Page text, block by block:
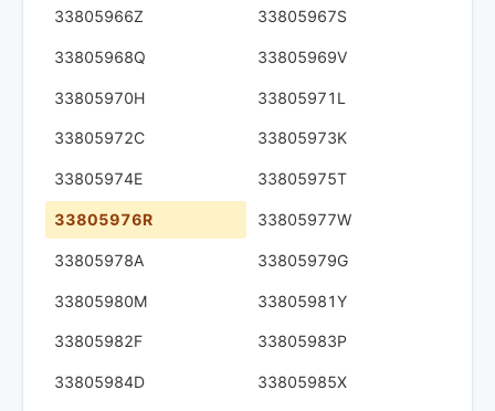
33805966Z 33805967S
33805968Q 33805969V
33805970H 33805971L
33805972C 33805973K
33805974E 33805975T
33805976R 33805977W
33805978A 33805979G
33805980M 33805981Y
33805982F 33805983P
33805984D 33805985X